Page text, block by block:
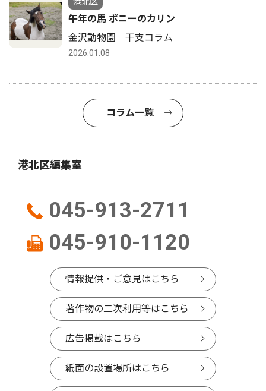
午年の馬 ポニーのカリン
金沢動物園 干支コラム
2026.01.08
コラム一覧
港北区編集室
045-913-2711
045-910-1120
情報提供・ご意見はこちら
著作物の二次利用等はこちら
広告掲載はこちら
紙面の設置場所はこちら